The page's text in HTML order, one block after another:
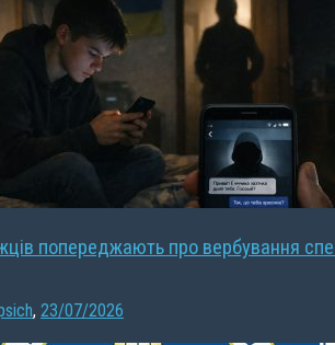
попереджають про вербування
, 23/07/2026